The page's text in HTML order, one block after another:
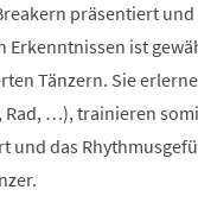
präsentiert
ist
Tänzern. Sie
Rad, …), trainieren
und das